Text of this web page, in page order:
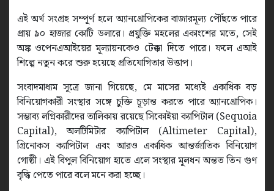
এই অর্থ সংগ্রহ সম্পূর্ণ হলে অ্যানথ্রোপিকের বাজারমূল্য পৌঁছতে পারে
প্রায় ৯০ হাজার কোটি ডলারে। প্রযুক্তি মহলের একাংশের মতে, সেই
অঙ্ক ওপেনএআইয়ের মূল্যায়নকেও টেক্কা দিতে পারে। ফলে এআই
শিল্পে নতুন করে শুরু হয়েছে প্রতিযোগিতার উত্তাপ।
সংবাদমাধ্যম সূত্রে জানা গিয়েছে, মে মাসের মধ্যেই একাধিক বড়
বিনিয়োগকারী সংস্থার সঙ্গে চুক্তি চূড়ান্ত করতে পারে অ্যানথ্রোপিক।
সম্ভাব্য লগ্নিকারীদের তালিকায় রয়েছে সিকোইয়া ক্যাপিটাল (Sequoia
Capital), অলটিমিটার ক্যাপিটাল (Altimeter Capital),
গ্রিনোকস ক্যাপিটাল এবং আরও একাধিক আন্তর্জাতিক বিনিয়োগ
গোষ্ঠী। এই বিপুল বিনিয়োগ হাতে এলে সংস্থার মূলধন অন্তত তিন গুণ
বৃদ্ধি পেতে পারে বলে মনে করা হচ্ছে।